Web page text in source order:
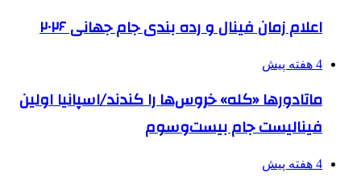
اعلام زمان فینال و رده بندی جام جهانی ۲۰۲۶
4 هفته پیش
ماتادورها «کله» خروس‌ها را کندند/اسپانیا اولین
فینالیست جام بیست‌وسوم
4 هفته پیش